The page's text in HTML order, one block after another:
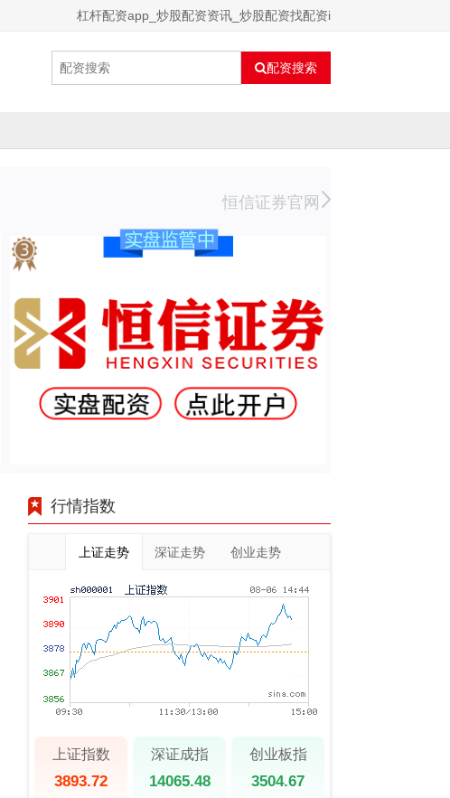
杠杆配资app_炒股配资资讯_炒股配资找配资i
配资搜索
恒信证券官网
行情指数
上证走势 深证走势 创业走势
上证指数
3893.72
深证成指
14065.48
创业板指
3504.67